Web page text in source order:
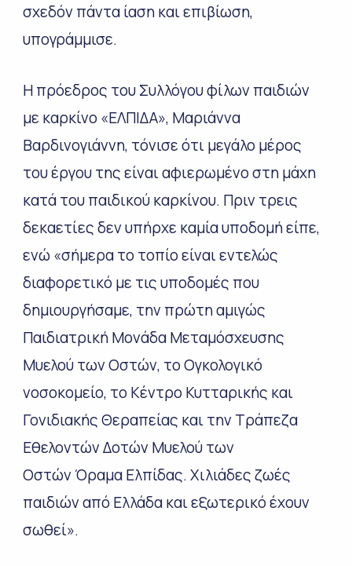
σχεδόν πάντα ίαση και επιβίωση,
υπογράμμισε.
Η πρόεδρος του Συλλόγου φίλων παιδιών
με καρκίνο «ΕΛΠΙΔΑ», Μαριάννα
Βαρδινογιάννη, τόνισε ότι μεγάλο μέρος
του έργου της είναι αφιερωμένο στη μάχη
κατά του παιδικού καρκίνου. Πριν τρεις
δεκαετίες δεν υπήρχε καμία υποδομή είπε,
ενώ «σήμερα το τοπίο είναι εντελώς
διαφορετικό με τις υποδομές που
δημιουργήσαμε, την πρώτη αμιγώς
Παιδιατρική Μονάδα Μεταμόσχευσης
Μυελού των Οστών, το Ογκολογικό
νοσοκομείο, το Κέντρο Κυτταρικής και
Γονιδιακής Θεραπείας και την Τράπεζα
Εθελοντών Δοτών Μυελού των
Οστών Όραμα Ελπίδας. Χιλιάδες ζωές
παιδιών από Ελλάδα και εξωτερικό έχουν
σωθεί».